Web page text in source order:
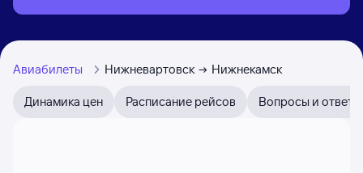
Авиабилеты Нижневартовск Нижнекамск
Динамика цен Расписание рейсов Вопросы и ответы